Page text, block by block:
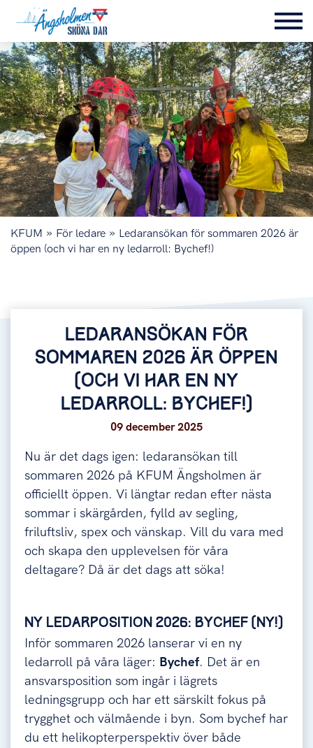
KFUM » För ledare » Ledaransökan för sommaren 2026 är
öppen (och vi har en ny ledarroll: Bychef!)
LEDARANSÖKAN FÖR
SOMMAREN 2026 ÄR ÖPPEN
(OCH VI HAR EN NY
LEDARROLL: BYCHEF!)
09 december 2025
Nu är det dags igen: ledaransökan till
sommaren 2026 på KFUM Ängsholmen är
officiellt öppen. Vi längtar redan efter nästa
sommar i skärgården, fylld av segling,
friluftsliv, spex och vänskap. Vill du vara med
och skapa den upplevelsen för våra
deltagare? Då är det dags att söka!
NY LEDARPOSITION 2026: BYCHEF (NY!)
Inför sommaren 2026 lanserar vi en ny
ledarroll på våra läger: Bychef. Det är en
ansvarsposition som ingår i lägrets
ledningsgrupp och har ett särskilt fokus på
trygghet och välmående i byn. Som bychef har
du ett helikopterperspektiv över både